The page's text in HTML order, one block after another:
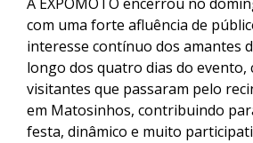
com uma forte afluência de
interesse contínuo dos amantes
longo dos quatro dias do evento,
visitantes que passaram pelo
em Matosinhos, contribuindo
festa, dinâmico e muito